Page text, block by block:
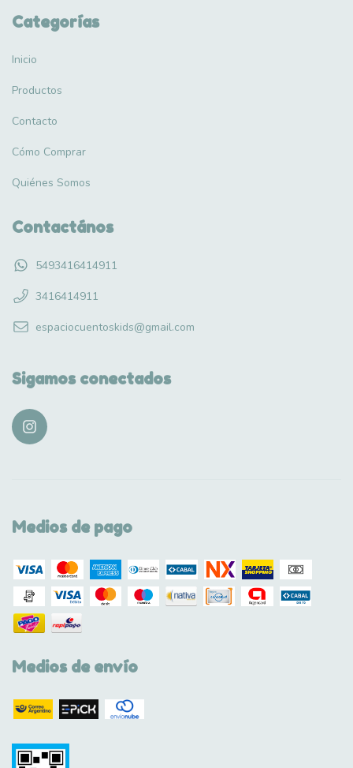
Categorías
Inicio
Productos
Contacto
Cómo Comprar
Quiénes Somos
Contactános
5493416414911
3416414911
espaciocuentoskids@gmail.com
Sigamos conectados
Medios de pago
Medios de envío